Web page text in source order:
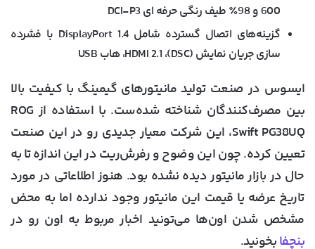
600 و 98٪ طیف رنگی حرفه ای DCI-P3
گزینه‌های اتصال گسترده شامل DisplayPort 1.4 با فشرده‌
سازی جریان نمایش (DSC)، HDMI 2.1، هاب USB
ایسوس در صنعت تولید مانیتورهای گیمینگ با کیفیت بالا
بین مصرف‌کنندگان شناخته شده‌ست. با استفاده از ROG
Swift PG38UQ، این شرکت معیار جدیدی رو در این صنعت
تعیین کرده. چون این وضوح و رفرش‌ریت در این اندازه تا به
حال در بازار مانیتور دیده نشده بود. هنوز اطلاعاتی در مورد
تاریخ عرضه یا قیمت این مانیتور وجود ندارده اما به محض
مشخص شدن اون‌ها می‌تونید اخبار مربوط به اون رو در
بنچفابخونید.